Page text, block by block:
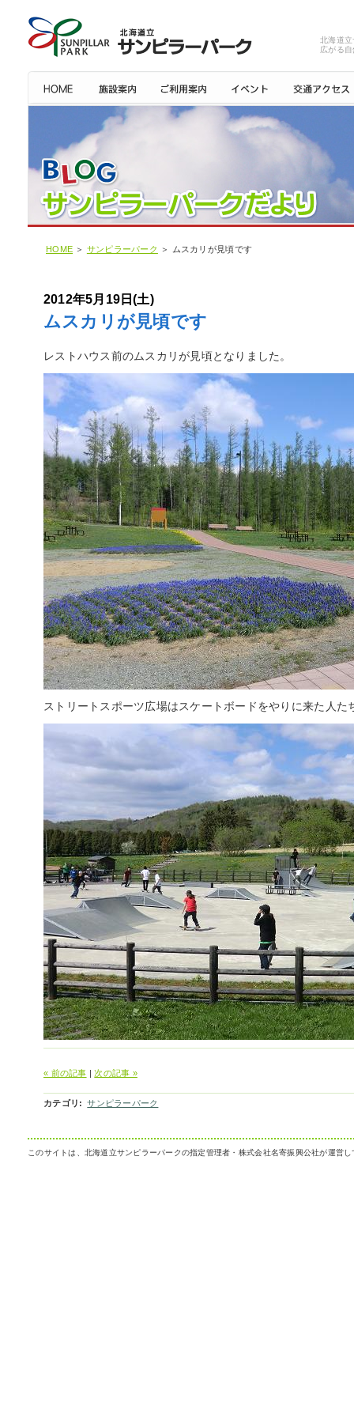
北海道
広がる
HOME ＞ サンピラーパーク ＞ ムスカリが見頃です
2012年5月19日(土)
ムスカリが見頃です
レストハウス前のムスカリが見頃となりました。
ストリートスポーツ広場はスケートボードをやりに来た人た
« 前の記事 |次の記事 »
カテゴリ : サンピラーパーク
このサイトは、北海道立サンピラーパークの指定管理者・株式会社名寄振興公社が運営